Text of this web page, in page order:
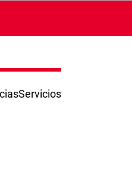
Servicios